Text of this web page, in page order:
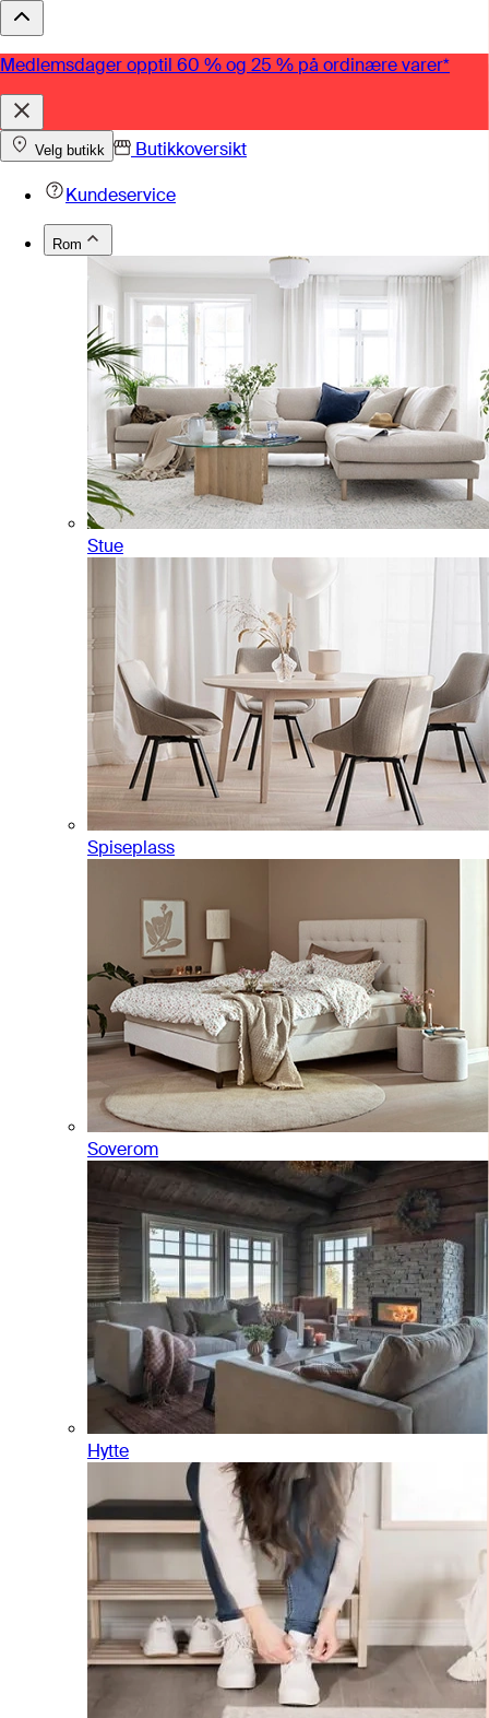
Medlemsdager opptil 60 % og 25 % på ordinære varer*
Velg butikk
Butikkoversikt
Kundeservice
Rom
Stue
Spiseplass
Soverom
Hytte